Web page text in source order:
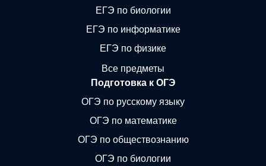
ЕГЭ по биологии
ЕГЭ по информатике
ЕГЭ по физике
Все предметы
Подготовка к ОГЭ
ОГЭ по русскому языку
ОГЭ по математике
ОГЭ по обществознанию
ОГЭ по биологии